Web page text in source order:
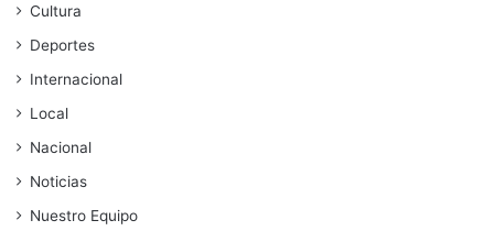
Cultura
Deportes
Internacional
Local
Nacional
Noticias
Nuestro Equipo